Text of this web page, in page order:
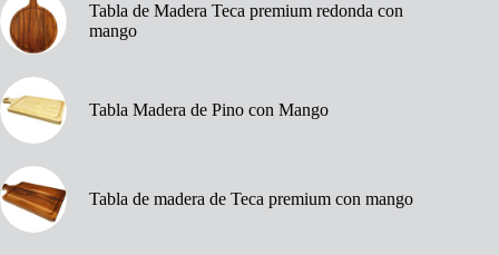
Tabla de Madera Teca premium redonda con
mango
Tabla Madera de Pino con Mango
Tabla de madera de Teca premium con mango